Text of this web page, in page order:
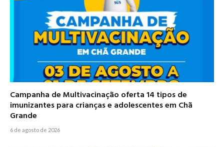
Campanha de Multivacinação oferta 14 tipos de
imunizantes para crianças e adolescentes em Chã
Grande
6 de agosto de 2026